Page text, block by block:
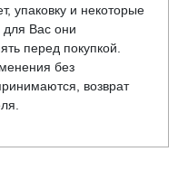
упаковку и некоторые
для Вас они
перед покупкой.
без
возврат